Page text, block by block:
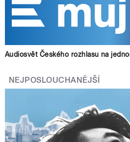
Audiosvět Českého rozhlasu na
NEJPOSLOUCHANĚJŠÍ